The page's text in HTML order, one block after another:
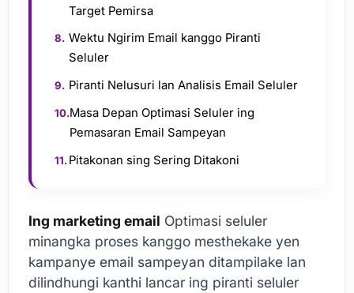
Target Pemirsa
Wektu Ngirim Email kanggo Piranti
Seluler
Piranti Nelusuri lan Analisis Email Seluler
Masa Depan Optimasi Seluler ing
Pemasaran Email Sampeyan
Pitakonan sing Sering Ditakoni
Ing marketing email Optimasi seluler
minangka proses kanggo mesthekake yen
kampanye email sampeyan ditampilake lan
dilindhungi kanthi lancar ing piranti seluler